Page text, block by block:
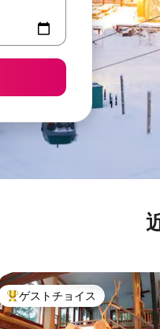
大好評のゲストチョイスです。
ゲストチョイス